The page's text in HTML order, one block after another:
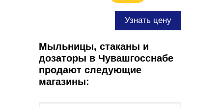
Узнать цену
Мыльницы, стаканы и
дозаторы в Чувашгосснабе
продают следующие
магазины: